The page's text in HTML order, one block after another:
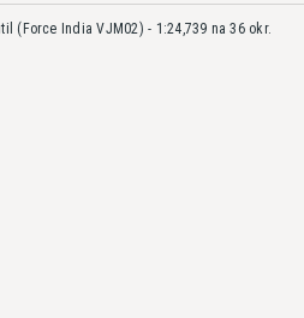
(Force India VJM02) - 1:24,739 na 36 okr.